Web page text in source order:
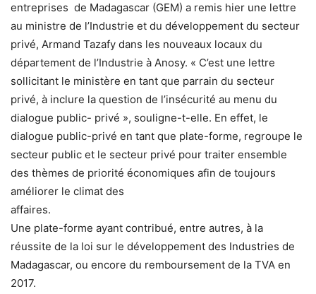
entreprises de Madagascar (GEM) a remis hier une lettre
au ministre de l’Industrie et du développement du secteur
privé, Armand Tazafy dans les nouveaux locaux du
département de l’Industrie à Anosy. « C’est une lettre
sollicitant le ministère en tant que parrain du secteur
privé, à inclure la question de l’insécurité au menu du
dialogue public- privé », souligne-t-elle. En effet, le
dialogue public-privé en tant que plate-forme, regroupe le
secteur public et le secteur privé pour traiter ensemble
des thèmes de priorité économiques afin de toujours
améliorer le climat des
affaires.
Une plate-forme ayant contribué, entre autres, à la
réussite de la loi sur le dévelop­pement des Industries de
Madagascar, ou encore du remboursement de la TVA en
2017.